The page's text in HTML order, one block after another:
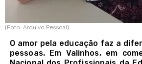
(Foto: Arquivo Pessoal)
O amor pela educação faz a
pessoas. Em Valinhos, em